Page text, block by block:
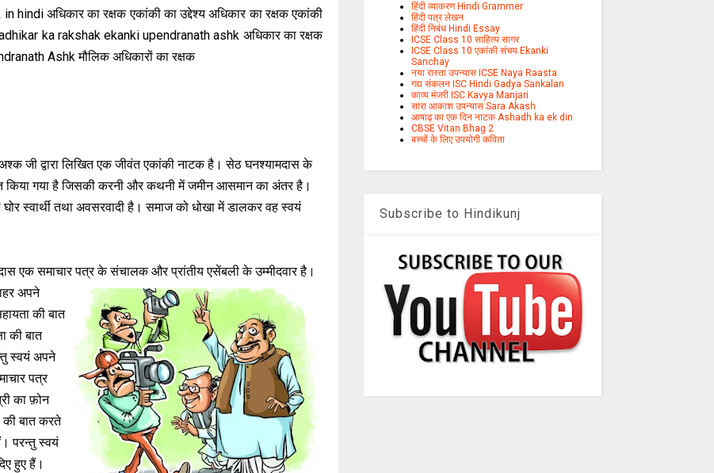
hindi अधिकार का रक्षक एकांकी का उद्देश्य अधिकार का रक्षक एकांकी
ka rakshak ekanki upendranath ashk अधिकार का रक्षक
Ashk मौलिक अधिकारों का रक्षक
जी द्वारा लिखित एक जीवंत एकांकी नाटक है। सेठ घनश्यामदास के
किया गया है जिसकी करनी और कथनी में जमीन आसमान का अंतर है।
स्वार्थी तथा अवसरवादी है। समाज को धोखा में डालकर वह स्वयं
एक समाचार पत्र के संचालक और प्रांतीय एसेंबली केउम्मीदवार है।
अपने
की बात
की बात
स्वयं अपने
पत्र
का फ़ोन
बात करते
परन्तु स्वयं
हुए हैं।
हिंदी व्याकरण Hindi Grammer
हिंदी पत्र लेखन
हिंदी निबंध Hindi Essay
ICSE Class 10 साहित्य सागर
ICSE Class 10 एकांकी संचय Ekanki
Sanchay
नया रास्ता उपन्यास ICSE Naya Raasta
गद्य संकलन ISC Hindi Gadya Sankalan
काव्य मंजरी ISC Kavya Manjari
सारा आकाश उपन्यास Sara Akash
आषाढ़ का एक दिन नाटक Ashadh ka ek din
CBSE Vitan Bhag 2
बच्चों के लिए उपयोगी कविता
Subscribe to Hindikunj